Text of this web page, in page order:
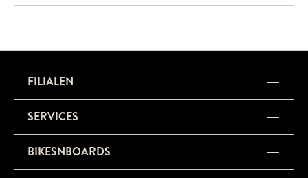
FILIALEN
SERVICES
BIKESNBOARDS